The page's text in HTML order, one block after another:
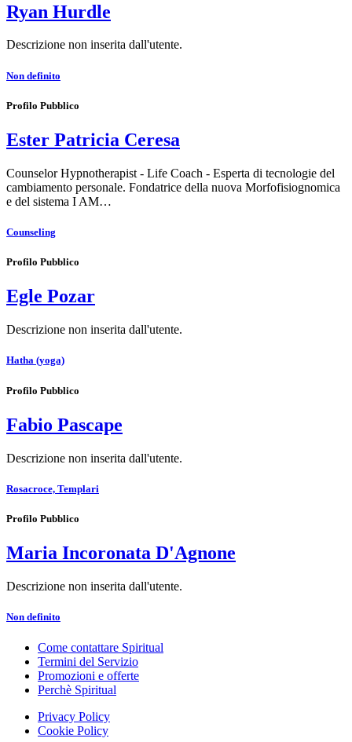
Ryan Hurdle
Descrizione non inserita dall'utente.
Non definito
Profilo Pubblico
Ester Patricia Ceresa
Counselor Hypnotherapist - Life Coach - Esperta di tecnologie del
cambiamento personale. Fondatrice della nuova Morfofisiognomica
e del sistema I AM…
Counseling
Profilo Pubblico
Egle Pozar
Descrizione non inserita dall'utente.
Hatha (yoga)
Profilo Pubblico
Fabio Pascape
Descrizione non inserita dall'utente.
Rosacroce, Templari
Profilo Pubblico
Maria Incoronata D'Agnone
Descrizione non inserita dall'utente.
Non definito
Come contattare Spiritual
Termini del Servizio
Promozioni e offerte
Perchè Spiritual
Privacy Policy
Cookie Policy